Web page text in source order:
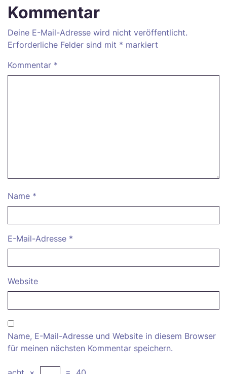
Kommentar
Deine E-Mail-Adresse wird nicht veröffentlicht.
Erforderliche Felder sind mit * markiert
Kommentar *
Name *
E-Mail-Adresse *
Website
Name, E-Mail-Adresse und Website in diesem Browser
für meinen nächsten Kommentar speichern.